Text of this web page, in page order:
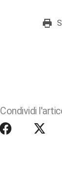
Condividi